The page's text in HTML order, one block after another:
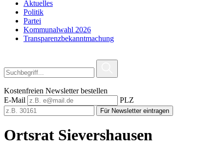
Aktuelles
Politik
Partei
Kommunalwahl 2026
Transparenzbekanntmachung
Kostenfreien Newsletter bestellen
E-Mail
PLZ
Für Newsletter eintragen
Ortsrat Sievershausen